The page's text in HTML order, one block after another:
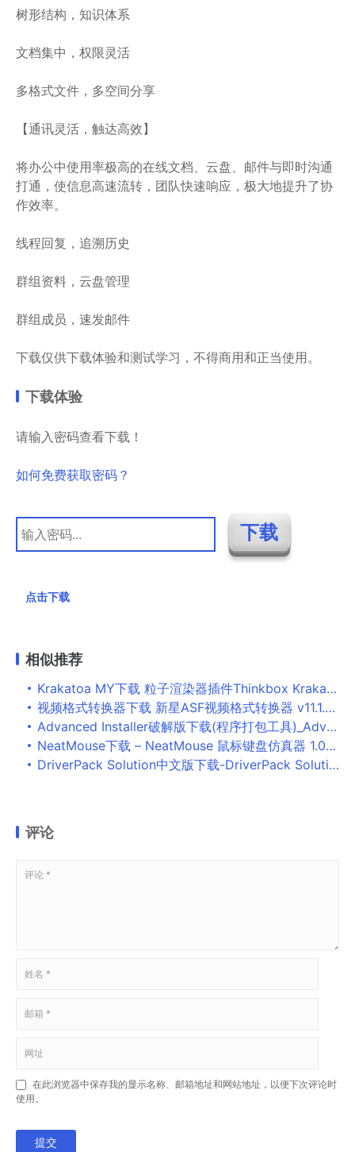
树形结构，知识体系
文档集中，权限灵活
多格式文件，多空间分享
【通讯灵活，触达高效】
将办公中使用率极高的在线文档、云盘、邮件与即时沟通
打通，使信息高速流转，团队快速响应，极大地提升了协
作效率。
线程回复，追溯历史
群组资料，云盘管理
群组成员，速发邮件
下载仅供下载体验和测试学习，不得商用和正当使用。
下载体验
请输入密码查看下载！
如何免费获取密码？
点击下载
相似推荐
Krakatoa MY下载 粒子渲染器插件Thinkbox Krakatoa 2.9.4 for Maya 2018-2019 64位 免费版
视频格式转换器下载 新星ASF视频格式转换器 v11.1.0.0 免费安装版
Advanced Installer破解版下载(程序打包工具)_Advanced Installer汉化免费版下载
NeatMouse下载 – NeatMouse 鼠标键盘仿真器 1.05.005 官方版
DriverPack Solution中文版下载-DriverPack Solution(俄国万能驱动)破解版下载
评论
在此浏览器中保存我的显示名称、邮箱地址和网站地址，以便下次评论时
使用。
提交